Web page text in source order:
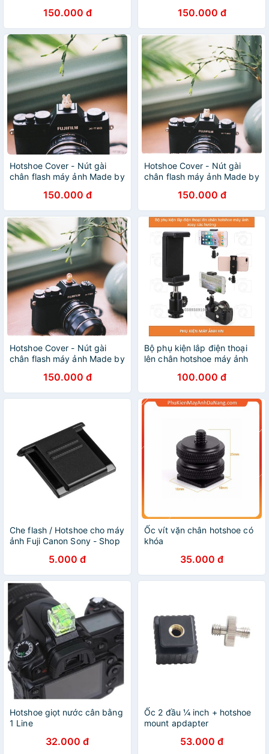
150.000 đ 150.000 đ
Hotshoe Cover - Nút gài
chân flash máy ảnh Made by
150.000 đ
Hotshoe Cover - Nút gài
chân flash máy ảnh Made by
150.000 đ
Hotshoe Cover - Nút gài
chân flash máy ảnh Made by
150.000 đ
Bộ phụ kiện lắp điện thoại
lên chân hotshoe máy ảnh
100.000 đ
Che flash / Hotshoe cho máy
ảnh Fuji Canon Sony - Shop
5.000 đ
Ốc vít vặn chân hotshoe có
khóa
35.000 đ
Hotshoe giọt nước cân bằng
1 Line
32.000 đ
Ốc 2 đầu ¼ inch + hotshoe
mount apdapter
53.000 đ